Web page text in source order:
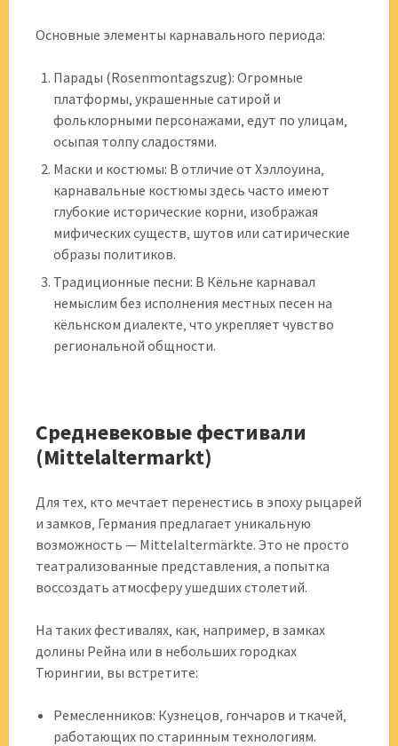
Основные элементы карнавального периода:
Парады (Rosenmontagszug): Огромные
платформы‚ украшенные сатирой и
фольклорными персонажами‚ едут по улицам‚
осыпая толпу сладостями.
Маски и костюмы: В отличие от Хэллоуина‚
карнавальные костюмы здесь часто имеют
глубокие исторические корни‚ изображая
мифических существ‚ шутов или сатирические
образы политиков.
Традиционные песни: В Кёльне карнавал
немыслим без исполнения местных песен на
кёльнском диалекте‚ что укрепляет чувство
региональной общности.
Средневековые фестивали
(Mittelaltermarkt)
Для тех‚ кто мечтает перенестись в эпоху рыцарей
и замков‚ Германия предлагает уникальную
возможность — Mittelaltermärkte. Это не просто
театрализованные представления‚ а попытка
воссоздать атмосферу ушедших столетий.
На таких фестивалях‚ как‚ например‚ в замках
долины Рейна или в небольших городках
Тюрингии‚ вы встретите:
Ремесленников: Кузнецов‚ гончаров и ткачей‚
работающих по старинным технологиям.